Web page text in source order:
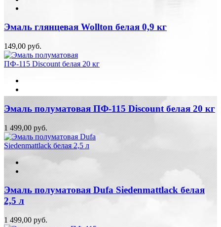
Эмаль глянцевая Wollton белая 0,9 кг
149,00 руб.
Эмаль полуматовая ПФ-115 Discount белая 20 кг
1 499,00 руб.
Эмаль полуматовая Dufa Siedenmattlack белая
2,5 л
1 499,00 руб.